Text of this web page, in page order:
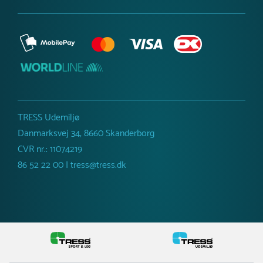
TRESS Udemiljø
Danmarksvej 34, 8660 Skanderborg
CVR nr.: 11074219
86 52 22 00 | tress@tress.dk